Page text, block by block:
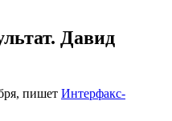
Давид
пишет Интерфакс-